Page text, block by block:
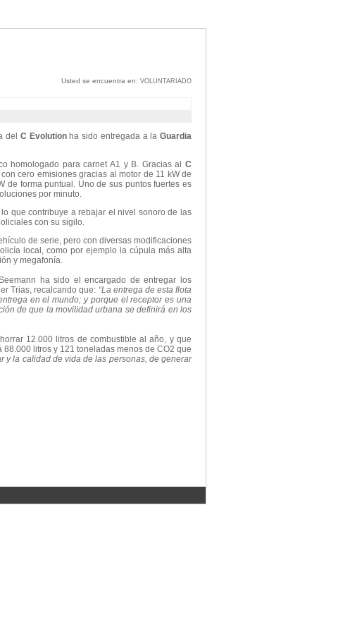
Usted se encuentra en: VOLUNTARIADO
del C Evolution ha sido entregada a laGuardia
homologado para carnet A1 y B. Gracias al C
con cero emisiones gracias al motor de 11 kW de
de forma puntual. Uno de sus puntos fuertes es
por minuto.
que contribuye a rebajar el nivel sonoro de las
con su sigilo.
de serie, pero con diversas modificaciones
local, como por ejemplo la cúpula más alta
y megafonía.
ha sido el encargado de entregar los
Trias, recalcando que: “La entrega de esta flota
en el mundo; y porque el receptor es una
de que la movilidad urbana se definirá en los
12.000 litros de combustible al año, y que
litros y 121 toneladas menos de CO2 que
y la calidad de vida de las personas, de generar